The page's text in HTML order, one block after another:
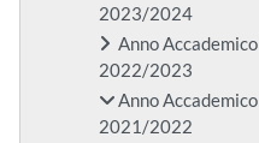
2023/2024
Anno Accademico
2022/2023
Anno Accademico
2021/2022